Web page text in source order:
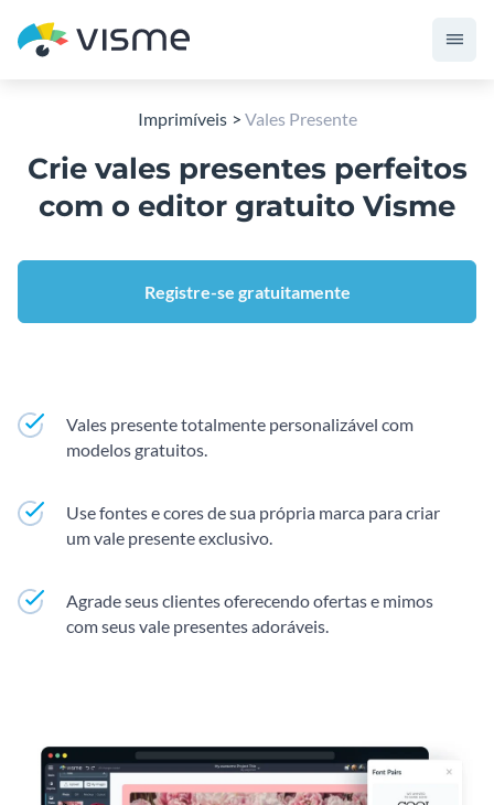
Imprimíveis Vales Presente
Crie vales presentes perfeitos
com o editor gratuito Visme
Registre-se gratuitamente
Vales presente totalmente personalizável com
modelos gratuitos.
Use fontes e cores de sua própria marca para criar
um vale presente exclusivo.
Agrade seus clientes oferecendo ofertas e mimos
com seus vale presentes adoráveis.